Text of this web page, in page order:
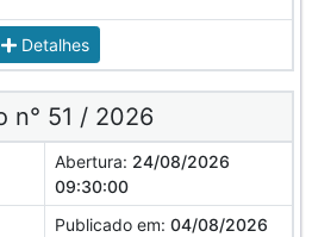
Detalhes
n° 51 / 2026
Abertura: 24/08/2026
09:30:00
Publicado em: 04/08/2026